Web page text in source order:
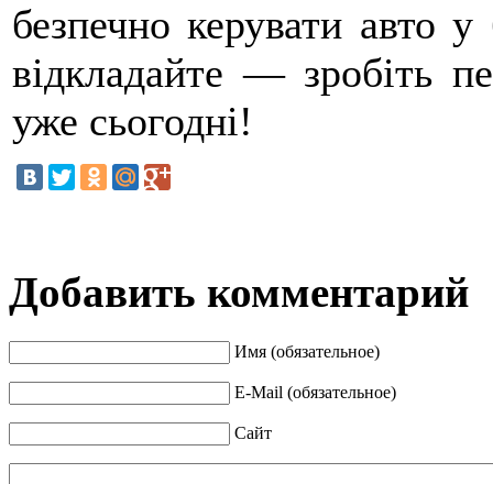
безпечно керувати авто
відкладайте — зробіть
уже сьогодні!
Добавить комментарий
Имя (обязательное)
E-Mail (обязательное)
Сайт